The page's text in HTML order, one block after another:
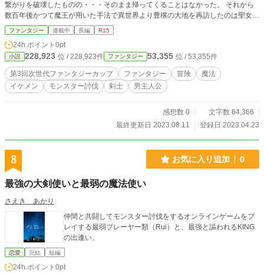
繋がりを破壊したものの・・・そのまま帰ってくることはなかった。 それから
数百年後かつて魔王が用いた手法で異世界より豊穣の大地を再訪したのは聖女騎
士の孫にして聖魔双方の血を引く青年剣士ローランであった！！ 平和な豊饒の
大地に危機をもたらす『狂魔化』する魔物に謎多き『半魔族』化する人間。 こ
れらの謎に直面し、仲間と共に立ち向かう白銀の聖魔剣士ローランは祖母の故郷
で何を見出すのか？ いま、ここに 『冒険』 が始まった！！
ファンタジー 連載中 長編 R15
24h.ポイント 0pt
小説 228,923 位 / 228,923件 ファンタジー 53,355 位 / 53,355件
第3回次世代ファンタジーカップ ファンタジー 冒険
魔法
イケメン
モンスター討伐 剣士 男主人公
感想数 0
文字数 64,366
最終更新日 2023.08.11
登録日 2023.04.23
8 お気に入り追加 0
最強の大剣使いと最弱の魔法使い
さえき あかり
仲間と共闘してモンスター討伐をするオンラインゲームをプ
レイする最弱プレーヤー類（Rui）と、最強と謳われるKING
の出逢い。
恋愛 完結 短編
24h.ポイント 0pt